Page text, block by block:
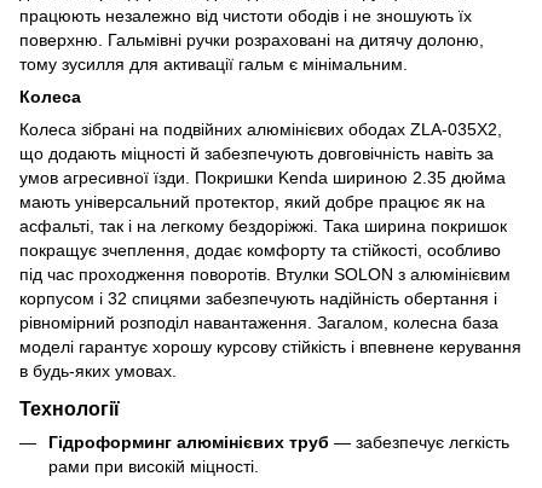
працюють незалежно від чистоти ободів і не зношують їх
поверхню. Гальмівні ручки розраховані на дитячу долоню,
тому зусилля для активації гальм є мінімальним.
Колеса
Колеса зібрані на подвійних алюмінієвих ободах ZLA-035X2,
що додають міцності й забезпечують довговічність навіть за
умов агресивної їзди. Покришки Kenda шириною 2.35 дюйма
мають універсальний протектор, який добре працює як на
асфальті, так і на легкому бездоріжжі. Така ширина покришок
покращує зчеплення, додає комфорту та стійкості, особливо
під час проходження поворотів. Втулки SOLON з алюмінієвим
корпусом і 32 спицями забезпечують надійність обертання і
рівномірний розподіл навантаження. Загалом, колесна база
моделі гарантує хорошу курсову стійкість і впевнене керування
в будь-яких умовах.
Технології
Гідроформинг алюмінієвих труб — забезпечує легкість
рами при високій міцності.